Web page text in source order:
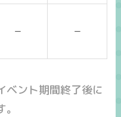
ー ー
ント期間終了後に